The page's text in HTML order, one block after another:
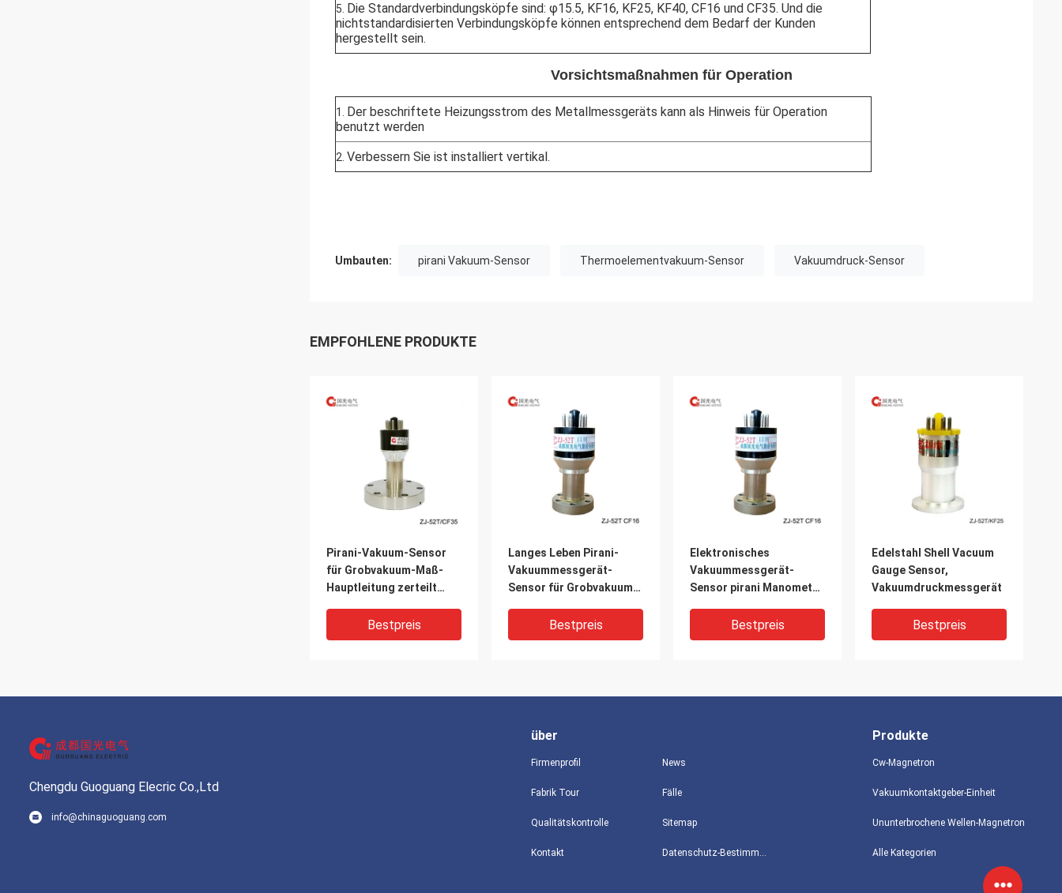
5. Die Standardverbindungsköpfe sind: φ15.5, KF16, KF25, KF40, CF16 und CF35. Und die
nichtstandardisierten Verbindungsköpfe können entsprechend dem Bedarf der Kunden
hergestellt sein.
Vorsichtsmaßnahmen für Operation
1. Der beschriftete Heizungsstrom des Metallmessgeräts kann als Hinweis für Operation
benutzt werden
2. Verbessern Sie ist installiert vertikal.
Umbauten: pirani Vakuum-Sensor Thermoelementvakuum-Sensor Vakuumdruck-Sensor
EMPFOHLENE PRODUKTE
Pirani-Vakuum-Sensor
für Grobvakuum-Maß-
Hauptleitung zerteilt
Bestpreis
Langes Leben Pirani-
Vakuummessgerät-
Sensor für Grobvakuum-
Bestpreis
Elektronisches
Vakuummessgerät-
Sensor pirani Manometer
Bestpreis
Edelstahl Shell Vacuum
Gauge Sensor,
Vakuumdruckmessgerät
Bestpreis
Hohe Präzisions-
Druck-Sensor des
Verbindungsköpfe des ²
Vakuumwandler-Sensor-
Chengdu Guoguang Elecric Co.,Ltd
info@chinaguoguang.com
über
Firmenprofil
Fabrik Tour
Qualitätskontrolle
Kontakt
News
Fälle
Sitemap
Datenschutz-Bestimmungen
Produkte
Cw-Magnetron
Vakuumkontaktgeber-Einheit
Ununterbrochene Wellen-Magnetron
Alle Kategorien